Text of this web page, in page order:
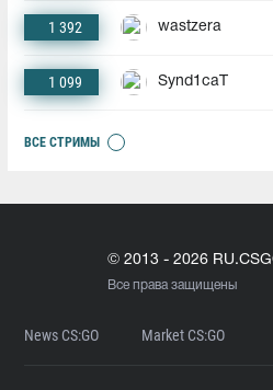
1 392 wastzera
1 099 Synd1caT
ВСЕ СТРИМЫ
© 2013 - 2026
Все права защищены
News CS:GO Market CS:GO